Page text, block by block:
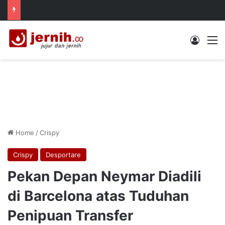
Log In
Home /Crispy
Crispy Desportare
Pekan Depan Neymar Diadili
di Barcelona atas Tuduhan
Penipuan Transfer